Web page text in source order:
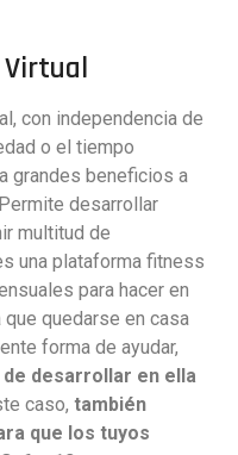
Virtual
con independencia de
o el tiempo
grandes beneficios a
desarrollar
multitud de
una plataforma fitness
para hacer en
que quedarse en casa
forma de ayudar,
desarrollar en ella
caso, también
que los tuyos